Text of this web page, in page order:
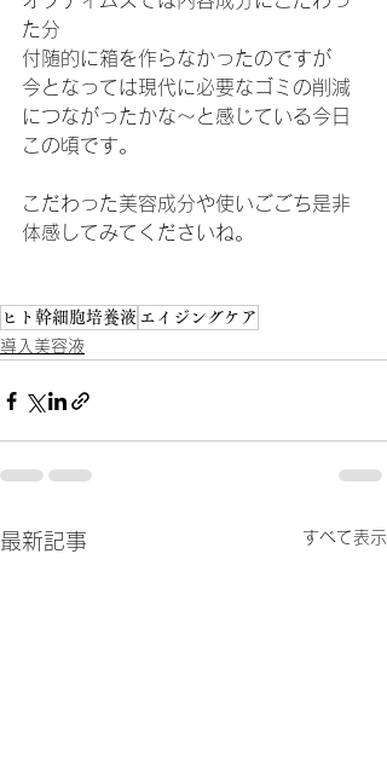
た分
付随的に箱を作らなかったのですが
今となっては現代に必要なゴミの削減
につながったかな～と感じている今日
この頃です。
こだわった美容成分や使いごごち是非
体感してみてくださいね。
ヒト幹細胞培養液 エイジングケア
導入美容液
最新記事 すべて表示